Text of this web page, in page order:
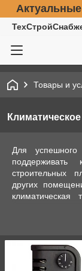
Товары и
Для
поддерживать
строительных
других
климатическая
и
Виды
Техника для